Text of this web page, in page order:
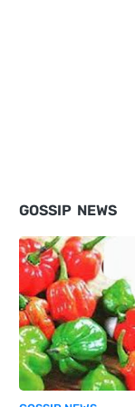
GOSSIP NEWS